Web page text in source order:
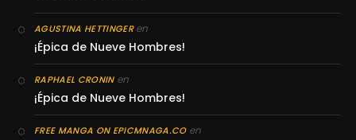
AGUSTINA HETTINGERen
¡Épica de Nueve Hombres!
RAPHAEL CRONINen
¡Épica de Nueve Hombres!
FREE MANGA ON EPICMNAGA.COen